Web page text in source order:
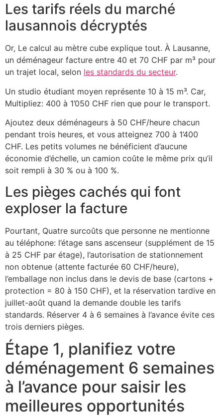
Les tarifs réels du marché
lausannois décryptés
Or, Le calcul au mètre cube explique tout. À Lausanne,
un déménageur facture entre 40 et 70 CHF par m³ pour
un trajet local, selon les standards du secteur.
Un studio étudiant moyen représente 10 à 15 m³. Car,
Multipliez: 400 à 1’050 CHF rien que pour le transport.
Ajoutez deux déménageurs à 50 CHF/heure chacun
pendant trois heures, et vous atteignez 700 à 1’400
CHF. Les petits volumes ne bénéficient d’aucune
économie d’échelle, un camion coûte le même prix qu’il
soit rempli à 30 % ou à 100 %.
Les pièges cachés qui font
exploser la facture
Pourtant, Quatre surcoûts que personne ne mentionne
au téléphone: l’étage sans ascenseur (supplément de 15
à 25 CHF par étage), l’autorisation de stationnement
non obtenue (attente facturée 60 CHF/heure),
l’emballage non inclus dans le devis de base (cartons +
protection = 80 à 150 CHF), et la réservation tardive en
juillet-août quand la demande double les tarifs
standards. Réserver 4 à 6 semaines à l’avance évite ces
trois derniers pièges.
Étape 1, planifiez votre
déménagement 6 semaines
à l’avance pour saisir les
meilleures opportunités